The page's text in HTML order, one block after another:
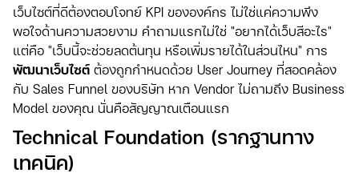
เว็บไซต์ที่ดีต้องตอบโจทย์ KPI ขององค์กร ไม่ใช่แค่ความพึง
พอใจด้านความสวยงาม คำถามแรกไม่ใช่ "อยากได้เว็บสีอะไร"
แต่คือ "เว็บนี้จะช่วยลดต้นทุน หรือเพิ่มรายได้ในส่วนไหน" การ
พัฒนาเว็บไซต์ ต้องถูกกำหนดด้วย User Journey ที่สอดคล้อง
กับ Sales Funnel ของบริษัท หาก Vendor ไม่ถามถึง Business
Model ของคุณ นั่นคือสัญญาณเตือนแรก
Technical Foundation (รากฐานทาง
เทคนิค)